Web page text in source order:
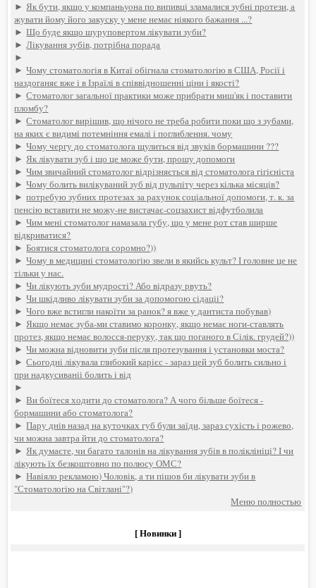
►Як бути, якщо у компаньyoна по випивці зламалися зубні протези, а
жувати йому його закуску у мене немає ніякого бажання ...?
►Що буде якщо шуруповертом лікувати зуби?
►Лікування зубів, потрібна порада
►
►Чому стоматологія в Китаї обігнала стоматологію в США, Росії і
наздоганяє вже і в Ізраїлі в співвідношенні ціни і якості?
►Стоматолог загальної практики може прибрати миш'як і поставити
пломбу?
►Стоматолог вирішив, що нічого не треба робити поки що з зубами,
на яких є видимі потемніння емалі і поглиблення. чому
►Чому чергу до стоматолога щулиться від звуків бормашини ???
►Як лікувати зуб і що це може бути, прошу допомоги
►Чим звичайний стоматолог відрізняється від стоматолога гігієніста
►Чому болить вилікуваний зуб від пульпіту через кілька місяців?
►потребую зубних протезах за рахунок соціальної допомоги, т. к. за
пенсію вставити не можу-не вистачає-соцзахист відфутболила
►Чим мені стоматолог намазала губу, що у мене рот став ширше
відкриватися?
►Боятися стоматолога соромно?))
►Чому в медицині стоматологію звели в якийсь культ? І головне це не
тільки у нас.
►Чи лікують зуби мудрості? Або відразу рвуть?
►Чи шкідливо лікувати зуби за допомогою сідаціі?
►Чого вже встигли накоїти за ранок? я вже у дантиста побував)
►Якщо немає зуба-ми ставимо коронку, якщо немає ноги-ставлять
протез, якщо немає волосся-перуку, так що поганого в Сілік. грудей?))
►Чи можна відновити зуби після протезування і установки моста?
►Сьогодні лікувала глибокий карієс - зараз цей зуб болить сильно і
при надкусиваніі болить і від
►
►Ви боїтеся ходити до стоматолога? А чого більше боїтеся -
бормашини або стоматолога?
►Пару днів назад на куточках губ були заїди, зараз сухість і рожево,
чи можна завтра йти до стоматолога?
►Як думаєте, чи багато талонів на лікування зубів в поліклініці? І чи
лікують їх безкоштовно по полюсу ОМС?
►Навіяло рекламою) Чоловік, а ти пішов би лікувати зуби в
"Стоматологію на Світлані"?)
Меню полностью
[ Новинки ]